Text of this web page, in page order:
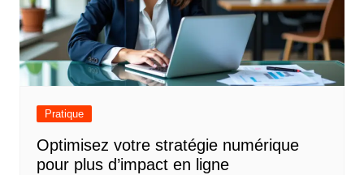
Pratique
Optimisez votre stratégie numérique
pour plus d’impact en ligne